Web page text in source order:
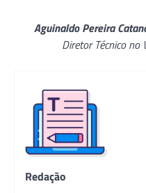
Aguinaldo Pereira
Diretor Técnico no
Redação